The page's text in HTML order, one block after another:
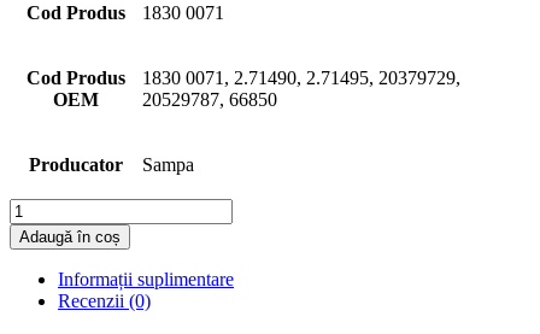
Cod Produs 1830 0071
Cod Produs
OEM
1830 0071, 2.71490, 2.71495, 20379729,
20529787, 66850
Producator Sampa
Cantitate
Adaugă în coș
Informații suplimentare
Recenzii (0)